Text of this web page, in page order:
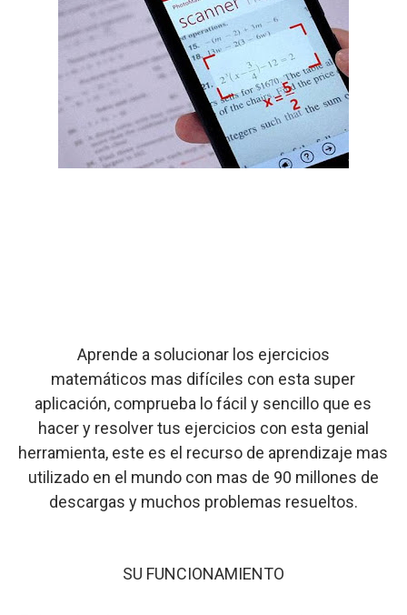
Aprende a solucionar los ejercicios
matemáticos mas difíciles con esta super
aplicación, comprueba lo fácil y sencillo que es
hacer y resolver tus ejercicios con esta genial
herramienta, este es el recurso de aprendizaje mas
utilizado en el mundo con mas de 90 millones de
descargas y muchos problemas resueltos.
SU FUNCIONAMIENTO